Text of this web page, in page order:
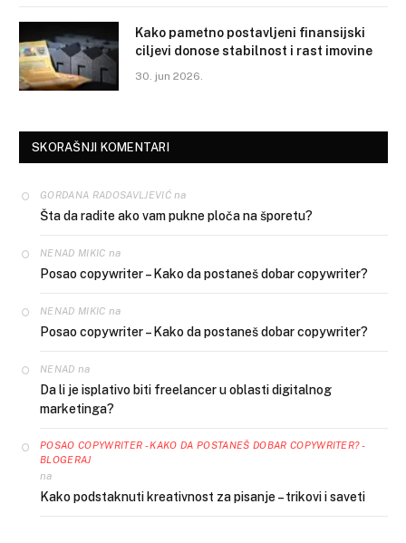
Kako pametno postavljeni finansijski
ciljevi donose stabilnost i rast imovine
30. jun 2026.
SKORAŠNJI KOMENTARI
GORDANA RADOSAVLJEVIĆna
Šta da radite ako vam pukne ploča na šporetu?
NENAD MIKIC na
Posao copywriter – Kako da postaneš dobar copywriter?
NENAD MIKIC na
Posao copywriter – Kako da postaneš dobar copywriter?
NENAD na
Da li je isplativo biti freelancer u oblasti digitalnog
marketinga?
POSAO COPYWRITER - KAKO DA POSTANEŠ DOBAR COPYWRITER? -
BLOGERAJ
na
Kako podstaknuti kreativnost za pisanje – trikovi i saveti